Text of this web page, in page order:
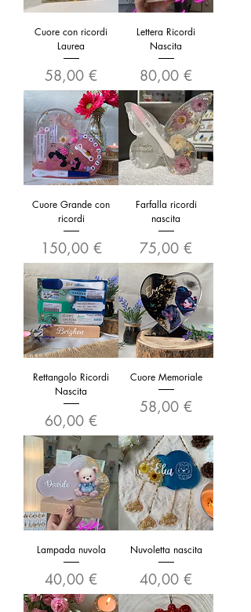
Cuore con ricordi
Laurea
Prezzo
58,00 €
Lettera Ricordi
Nascita
Prezzo
80,00 €
Cuore Grande con
ricordi
Prezzo
150,00 €
Farfalla ricordi
nascita
Prezzo
75,00 €
Rettangolo Ricordi
Nascita
Prezzo
60,00 €
Cuore Memoriale
Prezzo
58,00 €
Lampada nuvola
Prezzo
40,00 €
Nuvoletta nascita
Prezzo
40,00 €